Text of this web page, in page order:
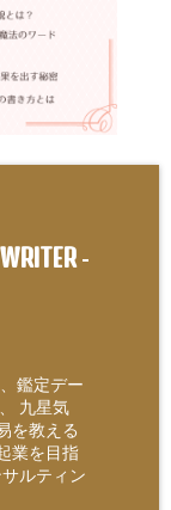
WRITER-
鑑定デー
九星気
を教える
業を目指
ルティン